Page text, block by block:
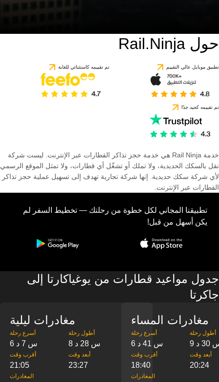
حول Rail.Ninja
تطبيق موبايل عالي التقييم تم تقييمه كاستثنائي للغاية
تم تقييمه كجيد جدًا
خدمة Rail Ninja هي خدمة حجز تذاكر القطارات عبر الإنترنت. ليست شركة
نقل بالسكك الحديدية، ولا تملك أو تشغّل أي قطارات، ولا تمثل الموقع الرسمي
لأي شركة سكك حديدية. إنها شركة تجارية تهدف إلى تسهيل عملية حجز تذاكر
القطارات عبر الإنترنت.
تطبيقنا المجاني لكل خطوة من رحلتك — تخطيط السفر لم
يكن أسهل من قبل!
جدول مواعيد قطارات من يوغياكارتا إلى
جاكرتا
مغادرات ليلية
‎أسرع رحلة
6 س 7 د
‎أطول رحلة
8 س 28 د
‎أقرب وقت
21:05
‎أبعد وقت
23:27
‎المغادرات
مغادرات المساء
‎أسرع رحلة
6 س 41 د
‎أطول رحلة
30 د
‎أقرب وقت
18:40
‎أبعد وقت
20:24
‎المغادرات